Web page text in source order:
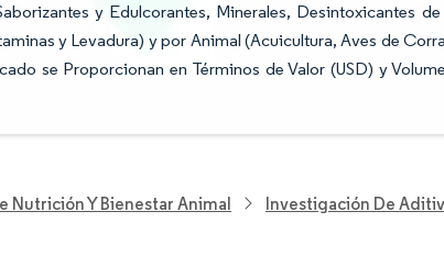
y Edulcorantes, Minerales, Desintoxicantes
y Levadura) y por Animal (Acuicultura, Aves de
se Proporcionan en Términos de Valor (USD) y
Nutrición Y Bienestar Animal Investigación De